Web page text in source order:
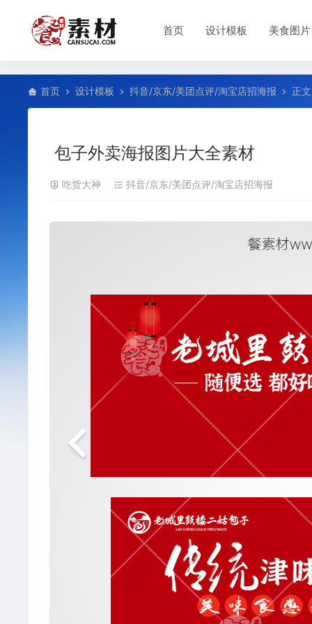
首页 设计模板 美食图片
首页 设计模板 抖音/京东/美团点评/淘宝店招海报 正文
包子外卖海报图片大全素材
吃货大神 抖音/京东/美团点评/淘宝店招海报